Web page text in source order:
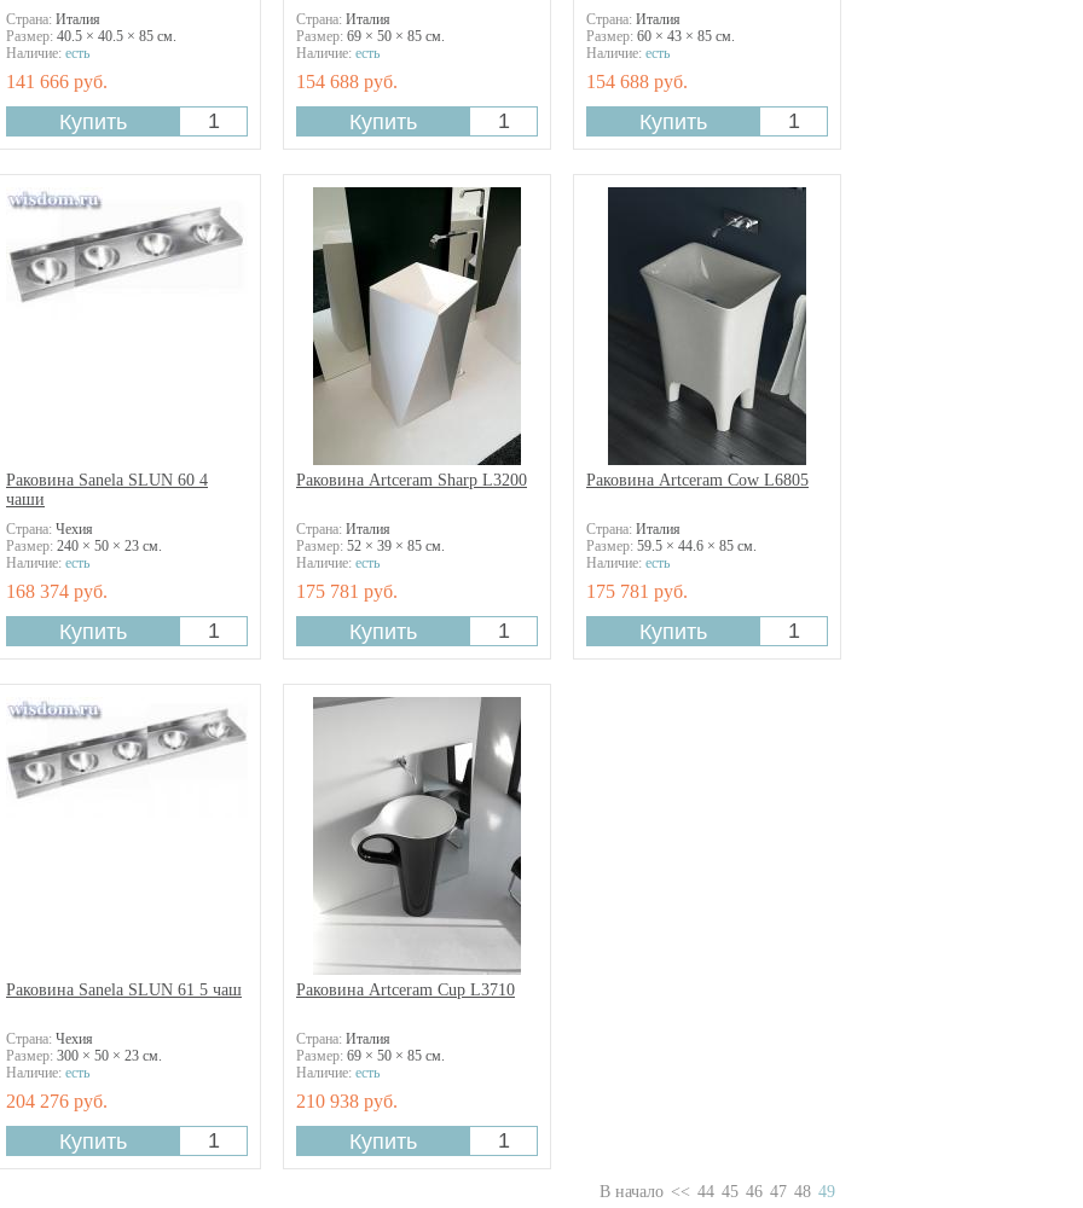
Страна: Италия
Размер: 40.5 × 40.5 × 85 см.
Наличие: есть
141 666 руб.
Страна: Италия
Размер: 69 × 50 × 85 см.
Наличие: есть
154 688 руб.
Страна: Италия
Размер: 60 × 43 × 85 см.
Наличие: есть
154 688 руб.
Раковина Sanela SLUN 60 4
чаши
Страна: Чехия
Размер: 240 × 50 × 23 см.
Наличие: есть
168 374 руб.
Раковина Artceram Sharp L3200
Страна: Италия
Размер: 52 × 39 × 85 см.
Наличие: есть
175 781 руб.
Раковина Artceram Cow L6805
Страна: Италия
Размер: 59.5 × 44.6 × 85 см.
Наличие: есть
175 781 руб.
Раковина Sanela SLUN 61 5 чаш
Страна: Чехия
Размер: 300 × 50 × 23 см.
Наличие: есть
204 276 руб.
Раковина Artceram Cup L3710
Страна: Италия
Размер: 69 × 50 × 85 см.
Наличие: есть
210 938 руб.
В начало << 44 45 46 47 48 49